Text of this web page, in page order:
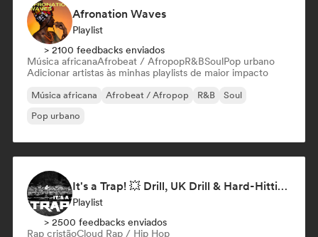
Afronation Waves
Playlist
> 2100 feedbacks enviados
Música africanaAfrobeat / AfropopR&BSoulPop urbano
Adicionar artistas às minhas playlists de maior impacto
Música africana Afrobeat / Afropop R&B
Soul
Pop urbano
It's a Trap! 💥 Drill, UK Drill & Hard-Hitting Trap
Playlist
> 2500 feedbacks enviados
Rap cristãoCloud Rap / Hip Hop